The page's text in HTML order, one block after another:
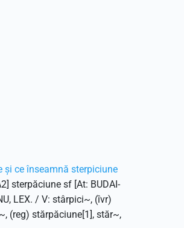
și ce înseamnă sterpiciune
sterpăciune sf [At: BUDAI-
LEX. / V: stârpici~, (îvr)
(reg) stărpăciune[1], stăr~,